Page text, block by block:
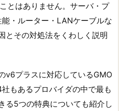
とはありません。サーバ・プ
・ルーター・LANケーブルな
とその対処法をくわしく説明
v6プラスに対応しているGMO
もあるプロバイダの中で最も
る5つの特典についても紹介し